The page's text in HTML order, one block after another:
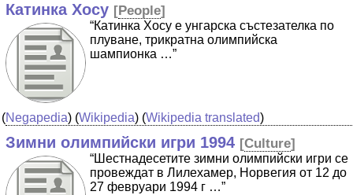
Катинка Хосу [People]
“Катинка Хосу е унгарска състезателка по
плуване, трикратна олимпийска
шампионка …”
(Negapedia) (Wikipedia) (Wikipedia translated)
Зимни олимпийски игри 1994 [Culture]
“Шестнадесетите зимни олимпийски игри се
провеждат в Лилехамер, Норвегия от 12 до
27 февруари 1994 г …”